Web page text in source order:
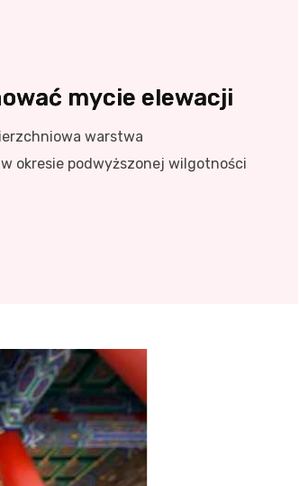
mycie elewacji
warstwa
okresie podwyższonej wilgotności